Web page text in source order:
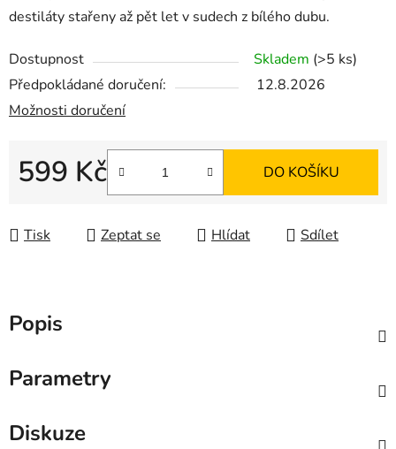
destiláty stařeny až pět let v sudech z bílého dubu.
Dostupnost Skladem (>5 ks)
Předpokládané doručení:
12.8.2026
Možnosti doručení
599 Kč DO KOŠÍKU
Tisk Zeptat se Hlídat Sdílet
Popis
Parametry
Diskuze